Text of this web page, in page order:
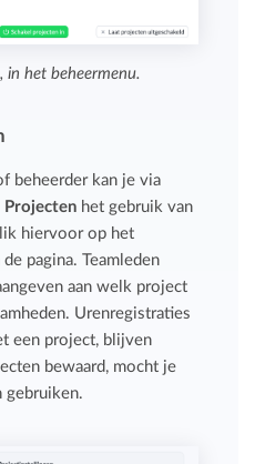
in het beheermenu.
beheerder kan je via
Projecten het gebruik van
hiervoor op het
pagina. Teamleden
aan welk project
Urenregistraties
een project, blijven
bewaard, mocht je
gebruiken.